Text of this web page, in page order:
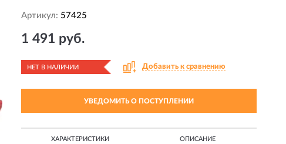
Артикул: 57425
1 491 руб.
НЕТ В НАЛИЧИИ Добавить к сравнению
УВЕДОМИТЬ О ПОСТУПЛЕНИИ
ХАРАКТЕРИСТИКИ ОПИСАНИЕ